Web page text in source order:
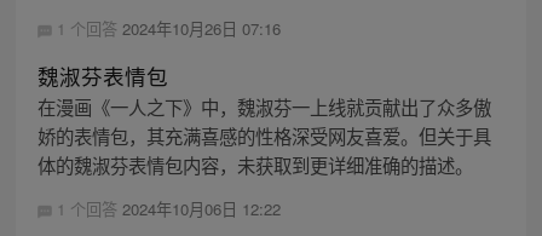
1 个回答 2024年10月26日 07:16
魏淑芬表情包
在漫画《一人之下》中，魏淑芬一上线就贡献出了众多傲
娇的表情包，其充满喜感的性格深受网友喜爱。但关于具
体的魏淑芬表情包内容，未获取到更详细准确的描述。
1 个回答 2024年10月06日 12:22